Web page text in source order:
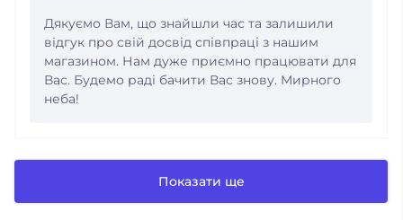
Дякуємо Вам, що знайшли час та залишили
відгук про свій досвід співпраці з нашим
магазином. Нам дуже приємно працювати для
Вас. Будемо раді бачити Вас знову. Мирного
неба!
Показати ще